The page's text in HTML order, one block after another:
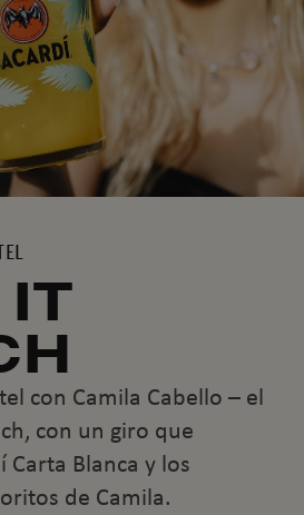
IT
con Camila Cabello – el
con un giro que
Carta Blanca y los
de Camila.